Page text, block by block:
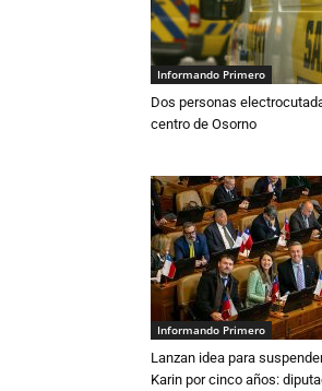
Informando Primero
Dos personas
centro de Osorno
Informando Primero
Lanzan idea para
Karin por cinco años: